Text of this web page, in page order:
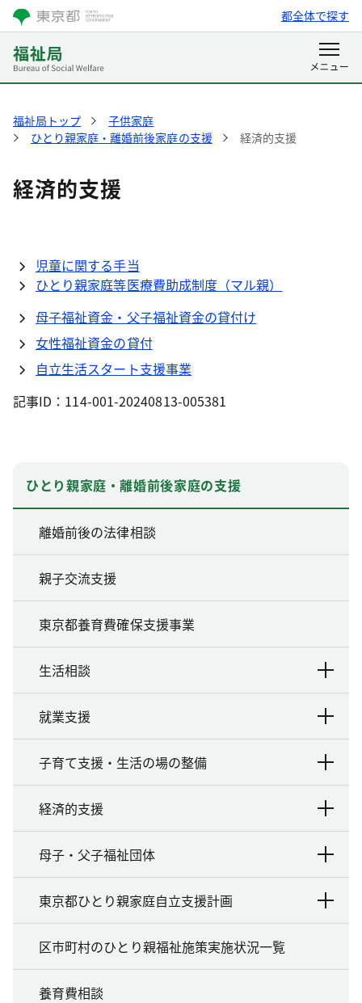
都全体で探す
福祉局トップ
子供家庭
ひとり親家庭・離婚前後家庭の支援
経済的支援
経済的支援
児童に関する手当
ひとり親家庭等医療費助成制度（マル親）
母子福祉資金・父子福祉資金の貸付け
女性福祉資金の貸付
自立生活スタート支援事業
記事ID：114-001-20240813-005381
ひとり親家庭・離婚前後家庭の支援
離婚前後の法律相談
親子交流支援
東京都養育費確保支援事業
生活相談
就業支援
子育て支援・生活の場の整備
経済的支援
母子・父子福祉団体
東京都ひとり親家庭自立支援計画
区市町村のひとり親福祉施策実施状況一覧
養育費相談